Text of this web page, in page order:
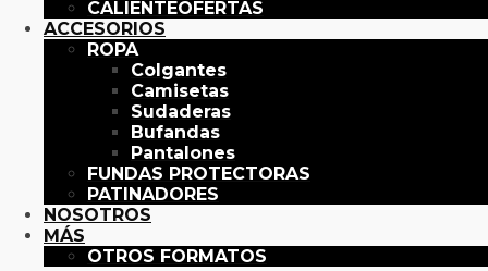
OFERTAS
ACCESORIOS
ROPA
Colgantes
Camisetas
Sudaderas
Bufandas
Pantalones
FUNDAS PROTECTORAS
PATINADORES
NOSOTROS
MÁS
OTROS FORMATOS